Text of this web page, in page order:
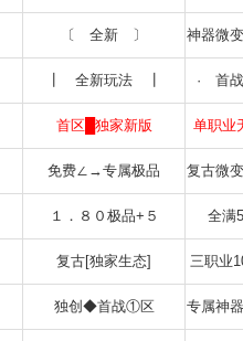
〔 全新 〕 神器微
┃ 全新玩法 ┃ · 首
首区█独家新版 单职业
免费∠→专属极品 复古微
１．８０极品+５ 全满
复古[独家生态] 三职业
独创◆首战①区 专属神